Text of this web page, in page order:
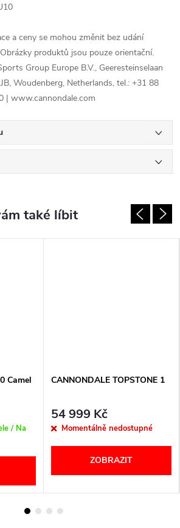
a ceny se mohou změnit bez udání
produktů jsou pouze orientační.
Group Europe B.V., Geeresteinselaan
Woudenberg, Netherlands, tel.: +31 88
| www.cannondale.com
Camel
/ Na
CANNONDALE TOPSTONE 1
54 999 Kč
Momentálně nedostupné
ZOBRAZIT